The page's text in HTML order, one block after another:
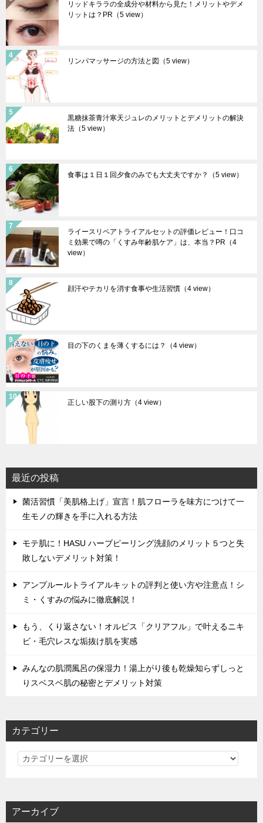
リッドキララの全成分や材料から見た！メリットやデメ
リットは？PR （5 view）
リンパマッサージの方法と図 （5 view）
黒糖抹茶青汁寒天ジュレのメリットとデメリットの解決
法 （5 view）
食事は１日１回夕食のみでも大丈夫ですか？ （5 view）
ライースリペアトライアルセットの評価レビュー！口コ
ミ効果で噂の「くすみ年齢肌ケア」は、本当？PR （4
view）
顔汗やテカリを消す食事や生活習慣 （4 view）
目の下のくまを薄くするには？ （4 view）
正しい股下の測り方 （4 view）
最近の投稿
菌活習慣「美肌格上げ」宣言！肌フローラを味方につけて一
生モノの輝きを手に入れる方法
モテ肌に！HASU ハーブピーリング洗顔のメリット５つと失
敗しないデメリット対策！
アンプルールトライアルキットの評判と使い方や注意点！シ
ミ・くすみの悩みに徹底解説！
もう、くり返さない！オルビス「クリアフル」で叶えるニキ
ビ・毛穴レスな垢抜け肌を実感
みんなの肌潤風呂の保湿力！湯上がり後も乾燥知らずしっと
りスベスベ肌の秘密とデメリット対策
カテゴリー
カ
リ
アーカイブ